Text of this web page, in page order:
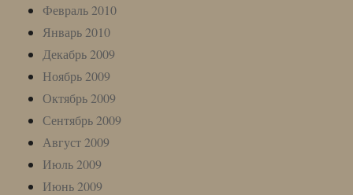
Февраль 2010
Январь 2010
Декабрь 2009
Ноябрь 2009
Октябрь 2009
Сентябрь 2009
Август 2009
Июль 2009
Июнь 2009